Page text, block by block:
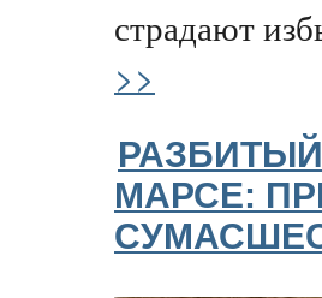
страдают
>>
МАРСЕ: